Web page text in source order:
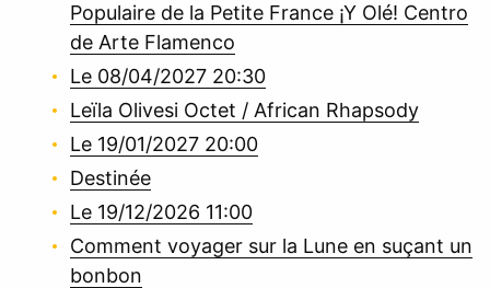
Populaire de la Petite France ¡Y Olé! Centro
de Arte Flamenco
Le 08/04/2027 20:30
Leïla Olivesi Octet / African Rhapsody
Le 19/01/2027 20:00
Destinée
Le 19/12/2026 11:00
Comment voyager sur la Lune en suçant un
bonbon